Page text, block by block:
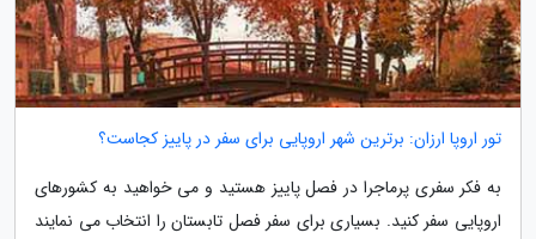
تور اروپا ارزان: برترین شهر اروپایی برای سفر در پاییز کجاست؟
به فکر سفری پرماجرا در فصل پاییز هستید و می خواهید به کشورهای
اروپایی سفر کنید. بسیاری برای سفر فصل تابستان را انتخاب می نمایند